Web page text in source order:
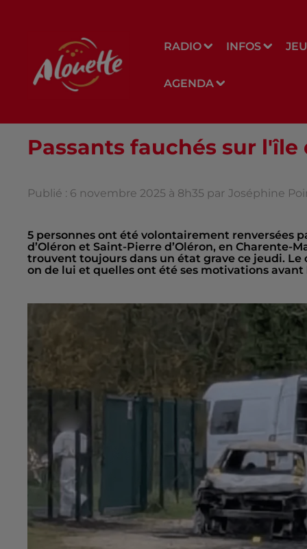
RADIO INFOS
AGENDA
Passants fauchés sur
Publié : 6 novembre 2025 à 8h35 par Joséphine
5 personnes ont été volontairement renversées
d’Oléron et Saint-Pierre d’Oléron, en Charente-
trouvent toujours dans un état grave ce jeudi.
on de lui et quelles ont été ses motivations avant